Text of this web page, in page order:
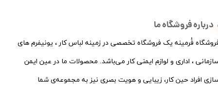
درباره فروشگاه ما
فُرمینه یک فروشگاه تخصصی در زمینه لباس کار ، یونیفرم های
، اداری و لوازم ایمنی کار می‌باشد. محصولات ما در عین ایمن
افراد حین کار، زیبایی و هویت بصری نیز به مجموعه‌ی شما